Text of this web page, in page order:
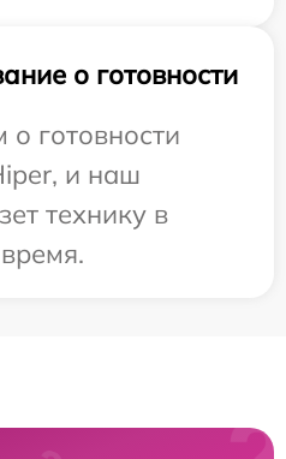
о готовности
готовности
и наш
технику в